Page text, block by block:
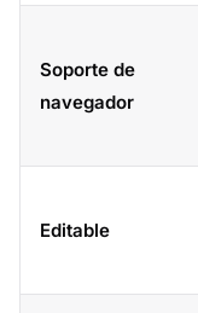
Soporte de
navegador
Editable